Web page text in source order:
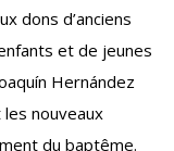
dons d’anciens
et de jeunes
Hernández
nouveaux
du baptême.